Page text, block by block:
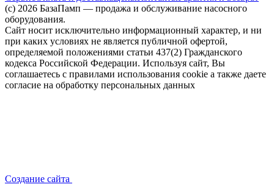
(c) 2026 БазаПамп — продажа и обслуживание насосного
оборудования.
Сайт носит исключительно информационный характер, и ни
при каких условиях не является публичной офертой,
определяемой положениями статьи 437(2) Гражданского
кодекса Российской Федерации. Используя сайт, Вы
соглашаетесь с правилами использования cookie а также даете
согласие на обработку персональных данных
Создание сайта